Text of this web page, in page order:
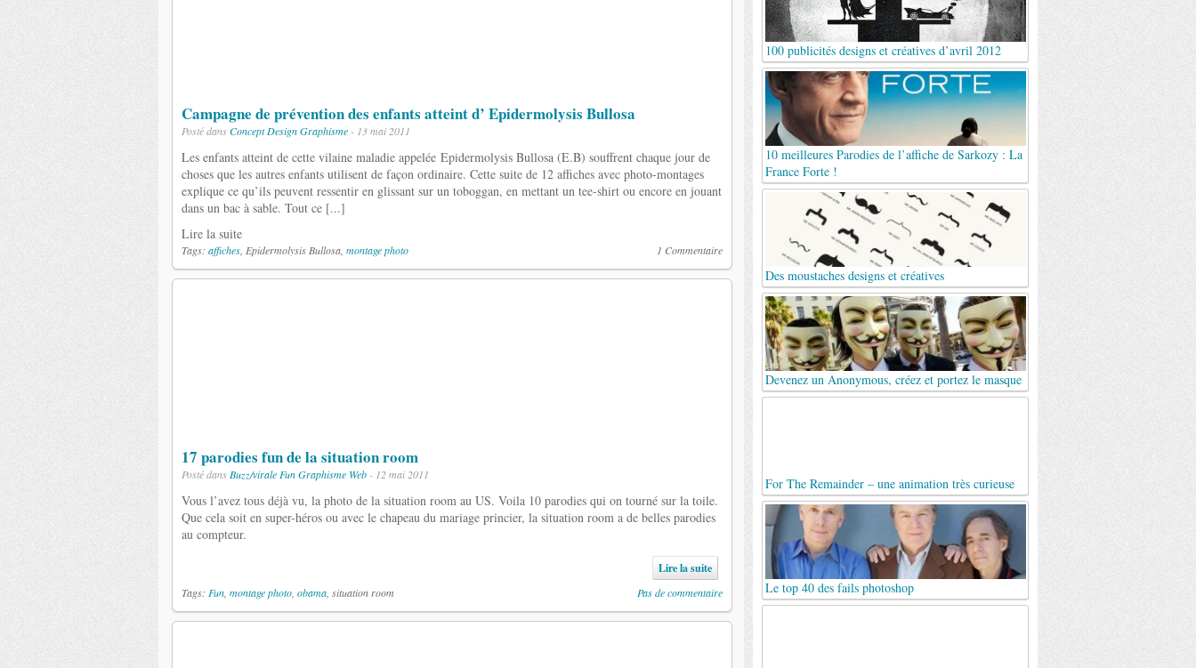
Campagne de prévention des enfants atteint d’ Epidermolysis Bullosa
Posté dansConcept DesignGraphisme- 13 mai 2011
Les enfants atteint de cette vilaine maladie appelée Epidermolysis Bullosa (E.B) souffrent chaque jour de
choses que les autres enfants utilisent de façon ordinaire. Cette suite de 12 affiches avec photo-montages
explique ce qu’ils peuvent ressentir en glissant sur un toboggan, en mettant un tee-shirt ou encore en jouant
dans un bac à sable. Tout ce [...]
Lire la suite
Tags: affiches , Epidermolysis Bullosa, montage photo 1 Commentaire
17 parodies fun de la situation room
Posté dans Buzz/virale FunGraphisme Web- 12 mai 2011
Vous l’avez tous déjà vu, la photo de la situation room au US. Voila 10 parodies qui on tourné sur la toile.
Que cela soit en super-héros ou avec le chapeau du mariage princier, la situation room a de belles parodies
au compteur.
Lire la suite
Tags: Fun montage photo obama , situation room Pas de commentaire
100 publicités designs et créatives d’avril 2012
10 meilleures Parodies de l’affiche de Sarkozy : La
France Forte !
Des moustaches designs et créatives
Devenez un Anonymous, créez et portez le masque
For The Remainder – une animation très curieuse
Le top 40 des fails photoshop